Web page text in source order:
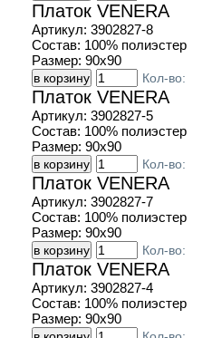
Платок VENERA
Артикул: 3902827-8
Состав: 100% полиэстер
Размер: 90х90
Кол-во:
Платок VENERA
Артикул: 3902827-5
Состав: 100% полиэстер
Размер: 90х90
Кол-во:
Платок VENERA
Артикул: 3902827-7
Состав: 100% полиэстер
Размер: 90х90
Кол-во:
Платок VENERA
Артикул: 3902827-4
Состав: 100% полиэстер
Размер: 90х90